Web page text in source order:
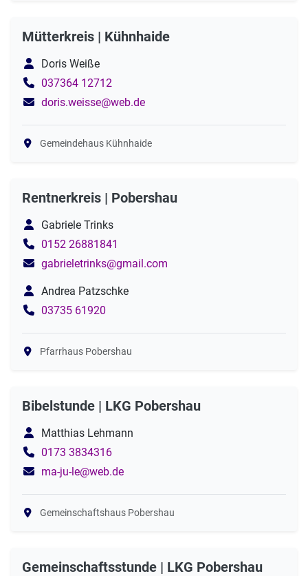
Mütterkreis | Kühnhaide
Doris Weiße
037364 12712
doris.weisse@web.de
Gemeindehaus Kühnhaide
Rentnerkreis | Pobershau
Gabriele Trinks
0152 26881841
gabrieletrinks@gmail.com
Andrea Patzschke
03735 61920
Pfarrhaus Pobershau
Bibelstunde | LKG Pobershau
Matthias Lehmann
0173 3834316
ma-ju-le@web.de
Gemeinschaftshaus Pobershau
Gemeinschaftsstunde | LKG Pobershau